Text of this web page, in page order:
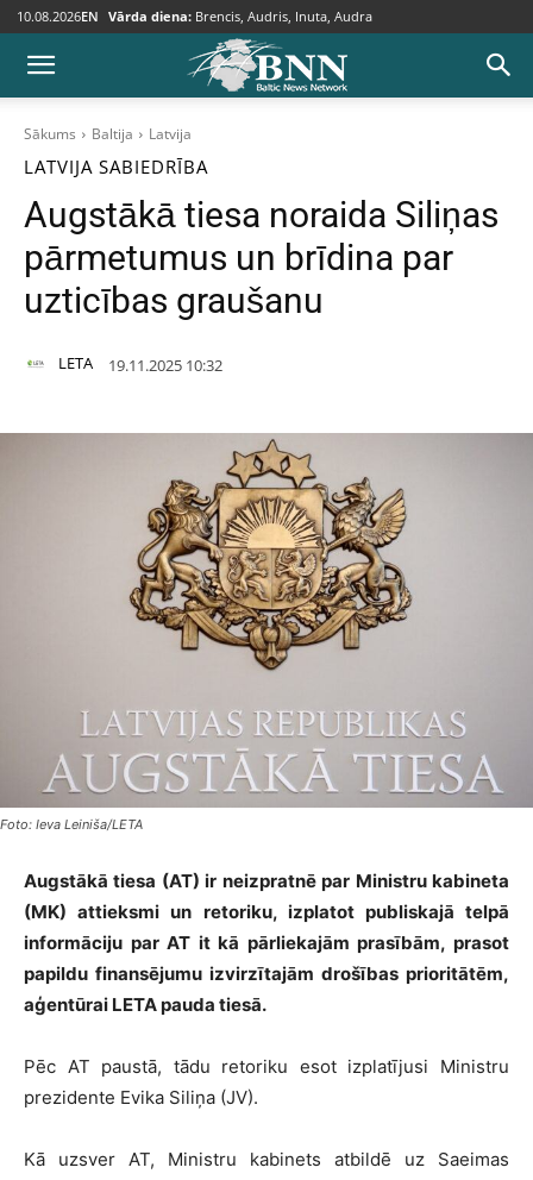
10.08.2026EN Vārda diena: Brencis, Audris, Inuta, Audra
Sākums Baltija Latvija
LATVIJA SABIEDRĪBA
Augstākā tiesa noraida Siliņas
pārmetumus un brīdina par
uzticības graušanu
LETA 19.11.2025 10:32
Foto: Ieva Leiniša/LETA
Augstākā tiesa (AT) ir neizpratnē par Ministru kabineta
(MK) attieksmi un retoriku, izplatot publiskajā telpā
informāciju par AT it kā pārliekajām prasībām, prasot
papildu finansējumu izvirzītajām drošības prioritātēm,
aģentūrai LETA pauda tiesā.
Pēc AT paustā, tādu retoriku esot izplatījusi Ministru
prezidente Evika Siliņa (JV).
Kā uzsver AT, Ministru kabinets atbildē uz Saeimas